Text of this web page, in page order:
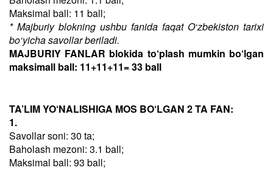
Maksimal ball: 11 ball;
* Majburiy blokning ushbu fanida faqat O‘zbekiston tarixi
bo‘yicha savollar beriladi.
MAJBURIY FANLAR blokida to‘plash mumkin bo‘lgan
maksimall ball: 11+11+11= 33 ball
TA’LIM YO‘NALISHIGA MOS BO‘LGAN 2 TA FAN:
1.
Savollar soni: 30 ta;
Baholash mezoni: 3.1 ball;
Maksimal ball: 93 ball;